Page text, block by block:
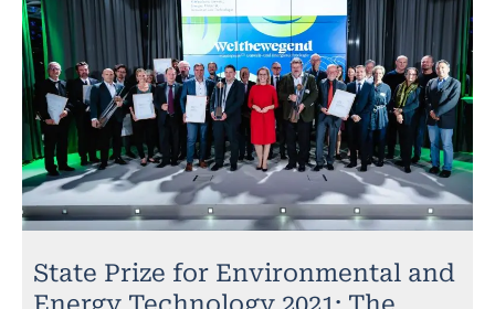
State Prize for Environmental and